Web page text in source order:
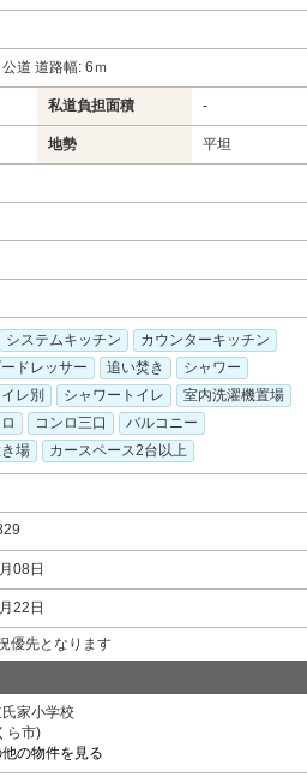
道 道路幅: 6ｍ
私道負担面積 -
地勢 平坦
システムキッチン
カウンターキッチン
ドレッサー
追い焚き
シャワー
レ別
シャワートイレ
室内洗濯機置場
コンロ三口
バルコニー
場
カースペース2台以上
08日
22日
優先となります
家小学校
ら市)
の物件を見る